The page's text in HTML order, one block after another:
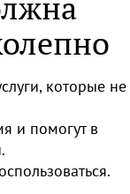
которые не
и помогут в